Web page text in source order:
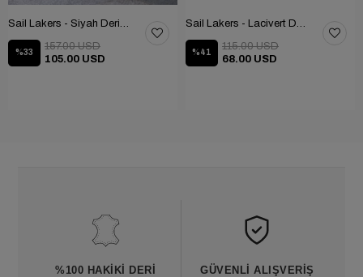
%33
105.00 USD
157.00 USD
%41
68.00 USD
115.00 USD
%100 HAKIKI DERI GÜVENLI ALIŞVERIŞ